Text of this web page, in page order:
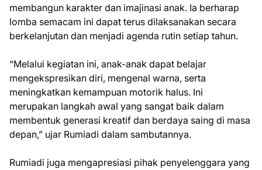
membangun karakter dan imajinasi anak. Ia berharap
lomba semacam ini dapat terus dilaksanakan secara
berkelanjutan dan menjadi agenda rutin setiap tahun.
“Melalui kegiatan ini, anak-anak dapat belajar
mengekspresikan diri, mengenal warna, serta
meningkatkan kemampuan motorik halus. Ini
merupakan langkah awal yang sangat baik dalam
membentuk generasi kreatif dan berdaya saing di masa
depan,” ujar Rumiadi dalam sambutannya.
Rumiadi juga mengapresiasi pihak penyelenggara yang